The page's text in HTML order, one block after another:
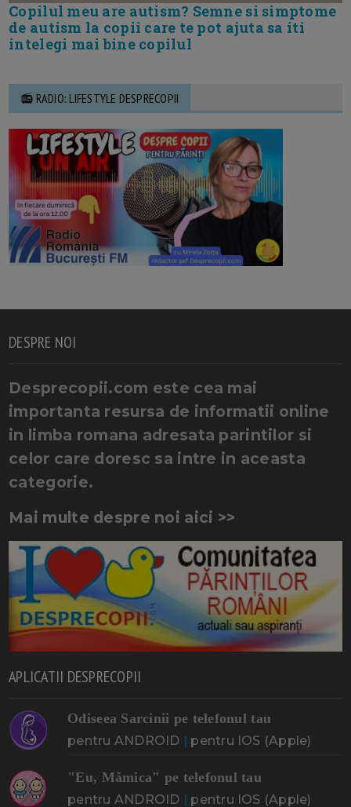
Copilul meu are autism? Semne si simptome
de autism la copii care te pot ajuta sa iti
intelegi mai bine copilul
📻 RADIO: LIFESTYLE DESPRECOPII
DESPRE NOI
Desprecopii.com este cea mai
importanta resursa de informatii online
in limba romana adresata parintilor si
celor care doresc sa intre in aceasta
categorie.
Mai multe despre noi aici >>
APLICATII DESPRECOPII
Odiseea Sarcinii pe telefonul tau
pentru ANDROID pentru IOS (Apple)
"Eu, Mămica" pe telefonul tau
pentru ANDROID pentru IOS (Apple)